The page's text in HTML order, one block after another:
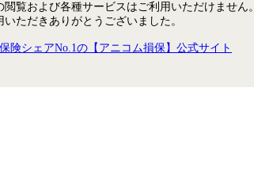
閲覧および各種サービスはご利用いただけません
いただきありがとうございました。
険シェアNo.1の【アニコム損保】公式サイト